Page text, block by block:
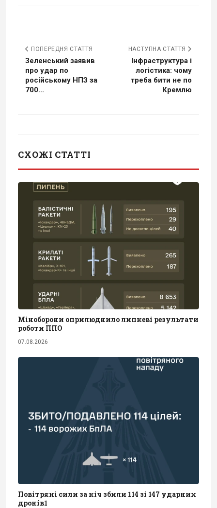
ПОПЕРЕДНЯ СТАТТЯ
Зеленський заявив
про удар по
російському НПЗ за
700...
НАСТУПНА СТАТТЯ
Інфраструктура і
логістика: чому
треба бити не по
Кремлю
СХОЖІ СТАТТІ
Міноборони оприлюднило липневі результати
роботи ППО
07.08.2026
Повітряні сили за ніч збили 114 зі 147 ударних
дронів1